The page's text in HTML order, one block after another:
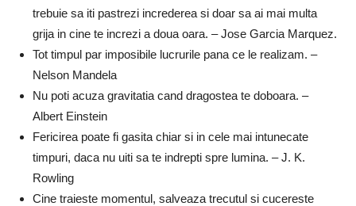
trebuie sa iti pastrezi increderea si doar sa ai mai multa
grija in cine te increzi a doua oara. – Jose Garcia Marquez.
Tot timpul par imposibile lucrurile pana ce le realizam. –
Nelson Mandela
Nu poti acuza gravitatia cand dragostea te doboara. –
Albert Einstein
Fericirea poate fi gasita chiar si in cele mai intunecate
timpuri, daca nu uiti sa te indrepti spre lumina. – J. K.
Rowling
Cine traieste momentul, salveaza trecutul si cucereste